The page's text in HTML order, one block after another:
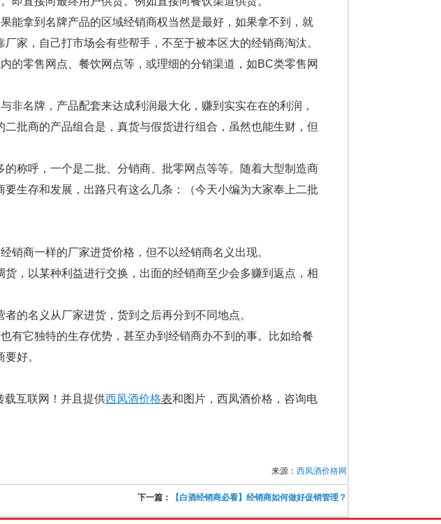
拿到名牌产品的区域经销商权当然是最好，如果拿不到，就
家，自己打市场会有些帮手，不至于被本区大的经销商淘汰。
零售网点、餐饮网点等，或理细的分销渠道，如BC类零售网
名牌，产品配套来达成利润最大化，赚到实实在在的利润，
批商的产品组合是，真货与假货进行组合，虽然也能生财，但
呼，一个是二批、分销商、批零网点等等。随着大型制造商
生存和发展，出路只有这么几条：（今天小编为大家奉上二批
商一样的厂家进货价格，但不以经销商名义出现。
以某种利益进行交换，出面的经销商至少会多赚到返点，相
名义从厂家进货，货到之后再分到不同地点。
它独特的生存优势，甚至办到经销商办不到的事。比如给餐
好。
载互联网！并且提供西凤酒价格表和图片，西凤酒价格，咨询电
来源： 西凤酒价格网
下一篇： 【白酒经销商必看】经销商如何做好促销管理？